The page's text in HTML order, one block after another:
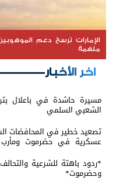
الإمارات ترسخ دعم
ملهمة
اخر الأخبار
مسيرة حاشدة في باعلال
الشعبي السلمي
تصعيد خطير في المحافضات
عسكرية في حضرموت ومأرب
*ردود باهتة للشرعية
وحضرموت*